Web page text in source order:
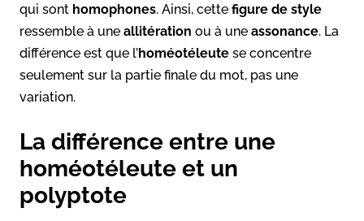
qui sont homophones. Ainsi, cette figure de style
ressemble à une allitération ou à une assonance. La
différence est que l’homéotéleute se concentre
seulement sur la partie finale du mot, pas une
variation.
La différence entre une
homéotéleute et un
polyptote